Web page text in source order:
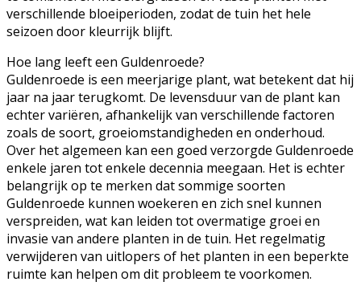
verschillende bloeiperioden, zodat de tuin het hele
seizoen door kleurrijk blijft.
Hoe lang leeft een Guldenroede?
Guldenroede is een meerjarige plant, wat betekent dat hij
jaar na jaar terugkomt. De levensduur van de plant kan
echter variëren, afhankelijk van verschillende factoren
zoals de soort, groeiomstandigheden en onderhoud.
Over het algemeen kan een goed verzorgde Guldenroede
enkele jaren tot enkele decennia meegaan. Het is echter
belangrijk op te merken dat sommige soorten
Guldenroede kunnen woekeren en zich snel kunnen
verspreiden, wat kan leiden tot overmatige groei en
invasie van andere planten in de tuin. Het regelmatig
verwijderen van uitlopers of het planten in een beperkte
ruimte kan helpen om dit probleem te voorkomen.